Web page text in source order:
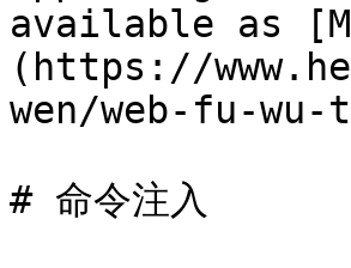
available as
(https://
wen/web-fu-
# 命令注入